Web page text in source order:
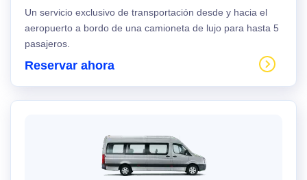
Un servicio exclusivo de transportación desde y hacia el
aeropuerto a bordo de una camioneta de lujo para hasta 5
pasajeros.
Reservar ahora